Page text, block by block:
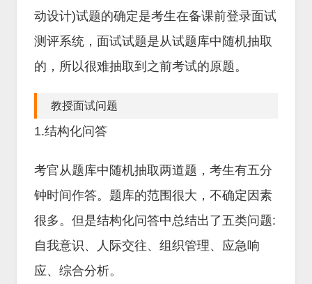
动设计)试题的确定是考生在备课前登录面试
测评系统，面试试题是从试题库中随机抽取
的，所以很难抽取到之前考试的原题。
教授面试问题
1.结构化问答
考官从题库中随机抽取两道题，考生有五分
钟时间作答。题库的范围很大，不确定因素
很多。但是结构化问答中总结出了五类问题:
自我意识、人际交往、组织管理、应急响
应、综合分析。